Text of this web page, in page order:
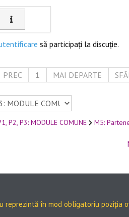
să participaţi la discuţie.
PREC 1 MAI DEPARTE
P2, P3: MODULE COMUNE M5:
în mod obligatoriu poziția